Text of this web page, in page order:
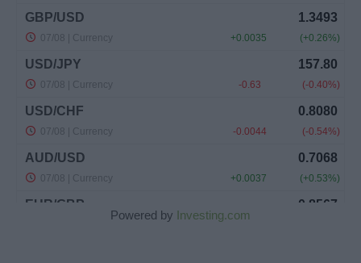
Powered by Investing.com